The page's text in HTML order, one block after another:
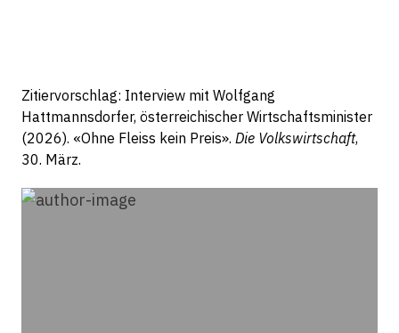
Zitiervorschlag: Interview mit Wolfgang
Hattmannsdorfer, österreichischer Wirtschaftsminister
(2026). «Ohne Fleiss kein Preis». Die Volkswirtschaft,
30. März.